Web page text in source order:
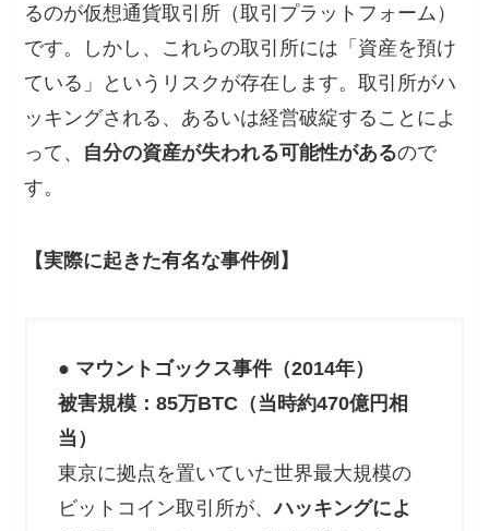
るのが仮想通貨取引所（取引プラットフォーム）
です。しかし、これらの取引所には「資産を預け
ている」というリスクが存在します。取引所がハ
ッキングされる、あるいは経営破綻することによ
って、 自分の資産が失われる可能性があるので
す。
【実際に起きた有名な事件例】
● マウントゴックス事件（2014年）
被害規模：85万BTC（当時約470億円相
当）
東京に拠点を置いていた世界最大規模の
ビットコイン取引所が、ハッキングによ